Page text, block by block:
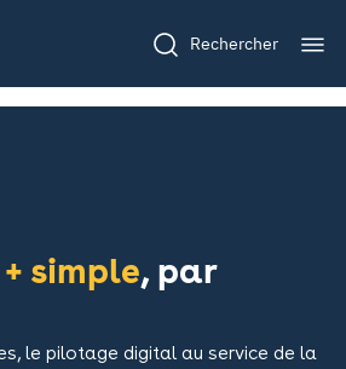
Rechercher
+ simple, par
le pilotage digital au service de la